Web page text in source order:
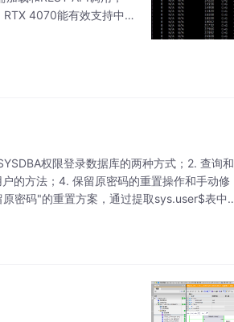
4070能有效支持中
权限登录数据库的两种方式；2. 查询和
的方法；4. 保留原密码的重置操作和手动修
密码"的重置方案，通过提取sys.user$表中